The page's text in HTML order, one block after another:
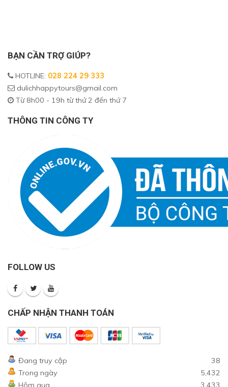
BẠN CẦN TRỢ GIÚP?
HOTLINE: 028 224 29 333
dulichhappytours@gmail.com
Từ 8h00 - 19h từ thứ 2 đến thứ 7
THÔNG TIN CÔNG TY
FOLLOW US
CHẤP NHẬN THANH TOÁN
Đang truy cập
38
Trong ngày
5,432
Hôm qua
3,433